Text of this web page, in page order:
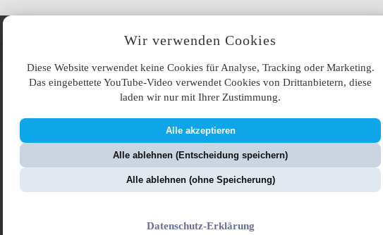
Wir verwenden Cookies
Diese Website verwendet keine Cookies für Analyse, Tracking oder Marketing.
Das eingebettete YouTube-Video verwendet Cookies von Drittanbietern, diese
laden wir nur mit Ihrer Zustimmung.
Alle akzeptieren
Alle ablehnen (Entscheidung speichern)
Alle ablehnen (ohne Speicherung)
Datenschutz-Erklärung
Angebote
Vorherige